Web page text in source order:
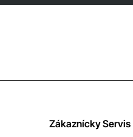
Zákaznícky Servis